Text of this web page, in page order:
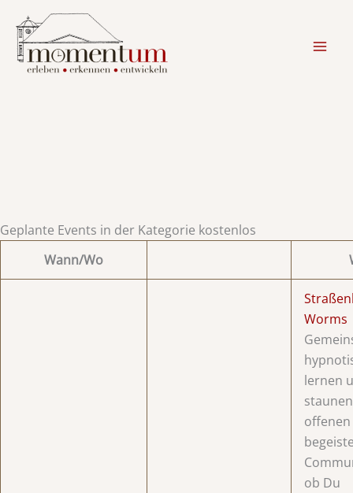
Inhalt
springen
Geplante Events in der Kategorie kostenlos
Wann/Wo
Worms
lernen
ob Du